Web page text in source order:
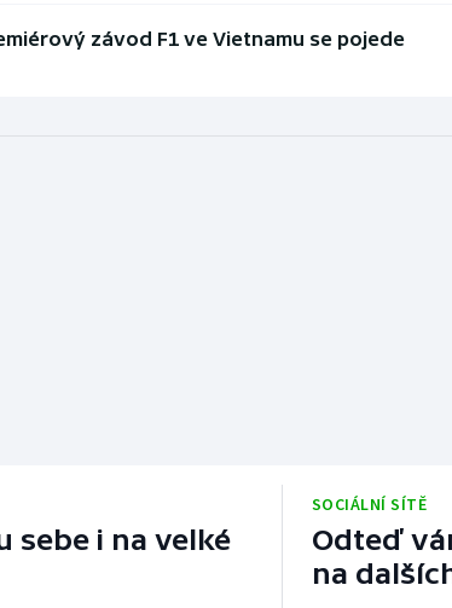
závod F1 ve Vietnamu se pojede
sebe i na velké
SOCIÁLNÍ SÍTĚ
Odteď
na